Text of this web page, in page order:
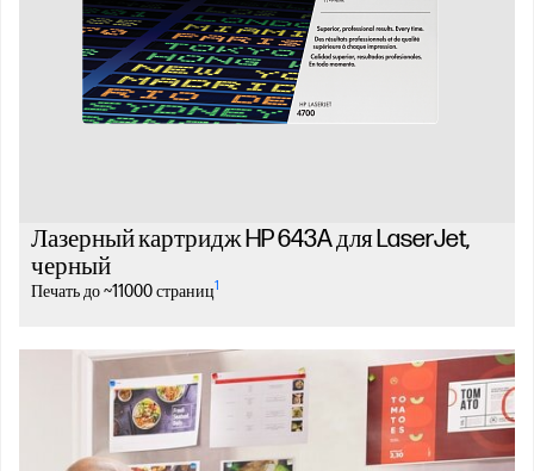
Лазерный картридж HP 643A для LaserJet,
черный
Печать до ~11000 страниц1